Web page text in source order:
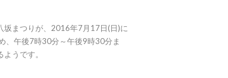
坂まつりが、2016年7月17日(日)に
、午後7時30分～午後9時30分ま
うです。